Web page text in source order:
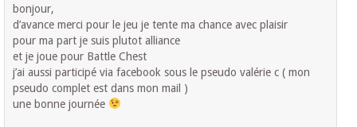
bonjour,
d’avance merci pour le jeu je tente ma chance avec plaisir
pour ma part je suis plutot alliance
et je joue pour Battle Chest
j’ai aussi participé via facebook sous le pseudo valérie c ( mon
pseudo complet est dans mon mail )
une bonne journée